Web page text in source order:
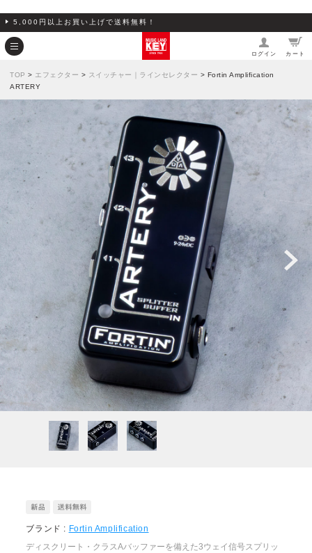
5,000円以上お買い上げで送料無料！
ログイン カート
TOP > エフェクター > スイッチャー｜ラインセレクター > Fortin Amplification
ARTERY
ブランド : Fortin Amplification
ディスクリート・クラスAバッファーを備えた3ウェイ信号スプリッ